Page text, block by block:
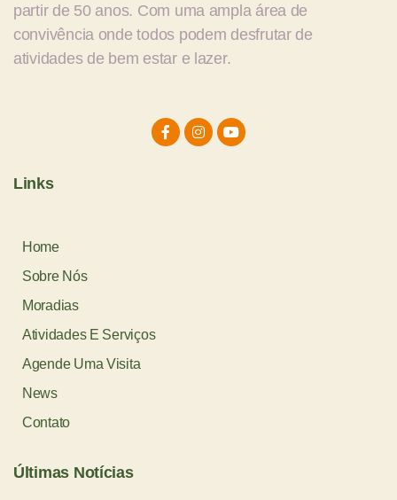
partir de 50 anos. Com uma ampla área de
convivência onde todos podem desfrutar de
atividades de bem estar e lazer.
Links
Home
Sobre Nós
Moradias
Atividades E Serviços
Agende Uma Visita
News
Contato
Últimas Notícias